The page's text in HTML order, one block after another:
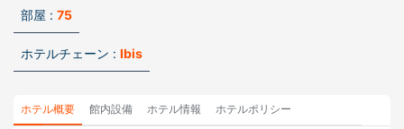
部屋 : 75
ホテルチェーン : Ibis
ホテル概要 館内設備 ホテル情報 ホテルポリシー